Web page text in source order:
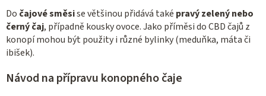
Do čajové směsise většinou přidává také pravý zelený nebo
černý čaj, případně kousky ovoce. Jako příměsi do CBD čajů z
konopí mohou být použity i různé bylinky (meduňka, máta či
ibišek).
Návod na přípravu konopného čaje